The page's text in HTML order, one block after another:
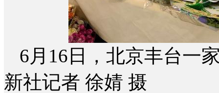
6月16日，北京丰台一
新社记者 徐婧 摄